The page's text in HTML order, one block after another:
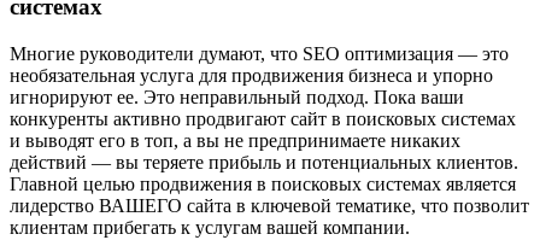
системах
Многие руководители думают, что SEO оптимизация — это
необязательная услуга для продвижения бизнеса и упорно
игнорируют ее. Это неправильный подход. Пока ваши
конкуренты активно продвигают сайт в поисковых системах
и выводят его в топ, а вы не предпринимаете никаких
действий — вы теряете прибыль и потенциальных клиентов.
Главной целью продвижения в поисковых системах является
лидерство ВАШЕГО сайта в ключевой тематике, что позволит
клиентам прибегать к услугам вашей компании.